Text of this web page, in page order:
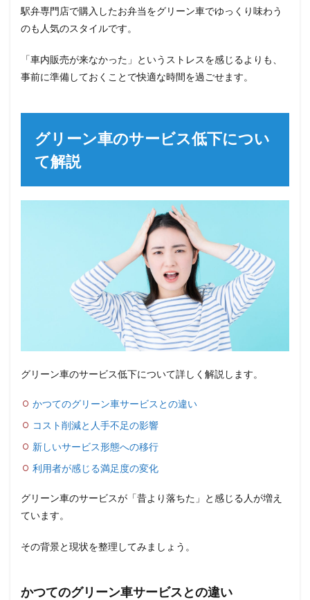
駅弁専門店で購入したお弁当をグリーン車でゆっくり味わう
のも人気のスタイルです。
「車内販売が来なかった」というストレスを感じるよりも、
事前に準備しておくことで快適な時間を過ごせます。
グリーン車のサービス低下につい
て解説
グリーン車のサービス低下について詳しく解説します。
かつてのグリーン車サービスとの違い
コスト削減と人手不足の影響
新しいサービス形態への移行
利用者が感じる満足度の変化
グリーン車のサービスが「昔より落ちた」と感じる人が増え
ています。
その背景と現状を整理してみましょう。
かつてのグリーン車サービスとの違い